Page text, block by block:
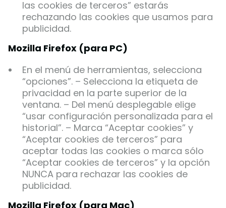
las cookies de terceros” estarás
rechazando las cookies que usamos para
publicidad.
Mozilla Firefox (para PC)
En el menú de herramientas, selecciona
“opciones”. – Selecciona la etiqueta de
privacidad en la parte superior de la
ventana. – Del menú desplegable elige
“usar configuración personalizada para el
historial”. – Marca “Aceptar cookies” y
“Aceptar cookies de terceros” para
aceptar todas las cookies o marca sólo
“Aceptar cookies de terceros” y la opción
NUNCA para rechazar las cookies de
publicidad.
Mozilla Firefox (para Mac)